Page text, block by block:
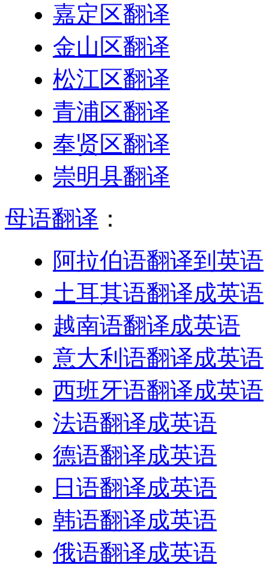
嘉定区翻译
金山区翻译
松江区翻译
青浦区翻译
奉贤区翻译
崇明县翻译
母语翻译 ：
阿拉伯语翻译到英语
土耳其语翻译成英语
越南语翻译成英语
意大利语翻译成英语
西班牙语翻译成英语
法语翻译成英语
德语翻译成英语
日语翻译成英语
韩语翻译成英语
俄语翻译成英语